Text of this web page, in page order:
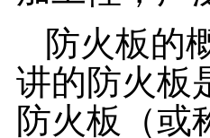
防火板的
讲的防火板
防火板（或